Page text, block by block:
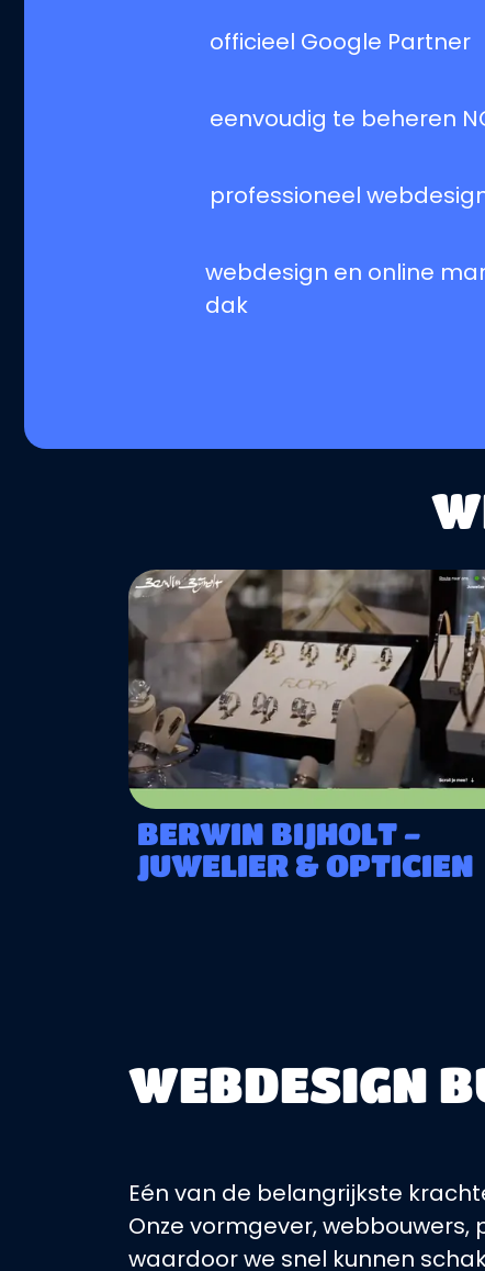
officieel Google Partner
eenvoudig te beheren
professioneel
webdesign en online
dak
BERWIN BIJHOLT -
JUWELIER & OPTICIEN
WEBDESIGN
Eén van de belangrijkste
Onze vormgever,
waardoor we snel kunnen